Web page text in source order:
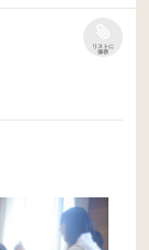
リストに
保存